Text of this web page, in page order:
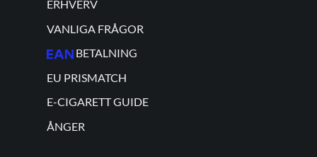
ERHVERV
VANLIGA FRÅGOR
BETALNING
EU PRISMATCH
E-CIGARETT GUIDE
ÅNGER